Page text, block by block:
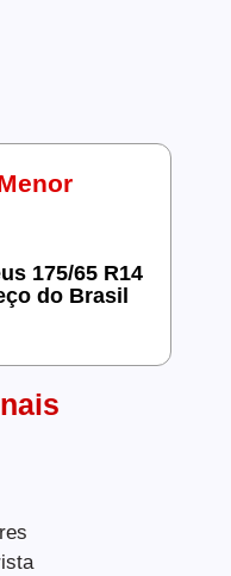
175/65 R14
do Brasil